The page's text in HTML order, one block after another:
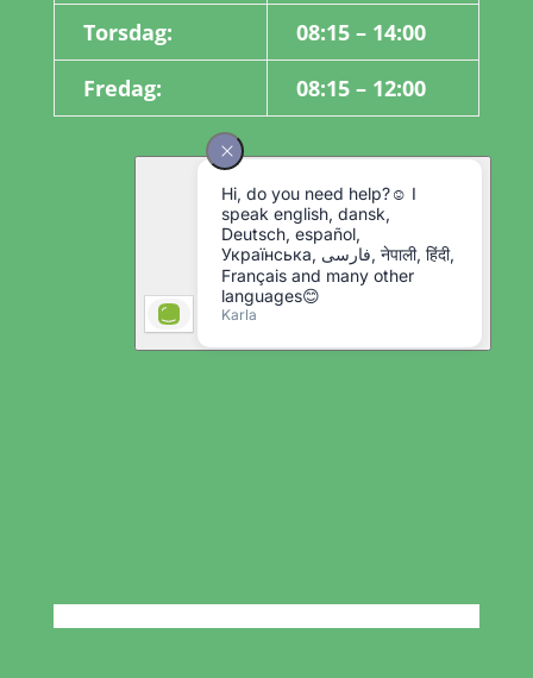
Torsdag:
08:15 – 14:00
Fredag:
08:15 – 12:00